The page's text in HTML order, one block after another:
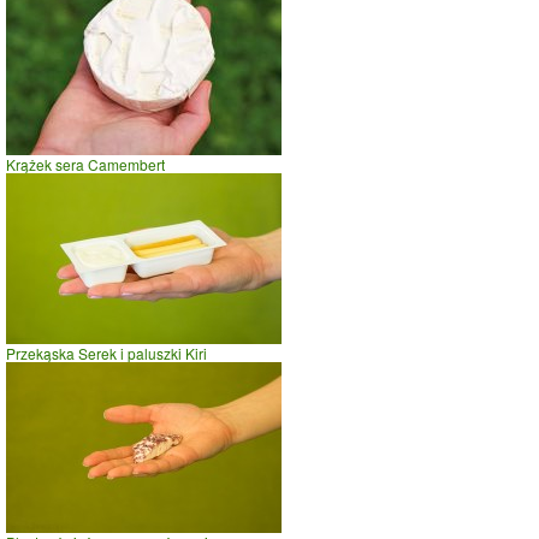
0.0
prasowanie
prowadzenie samochodu
Szklanka śmietany 30 %
Krążek sera Camembert
Przekąska Serek i paluszki Kiri